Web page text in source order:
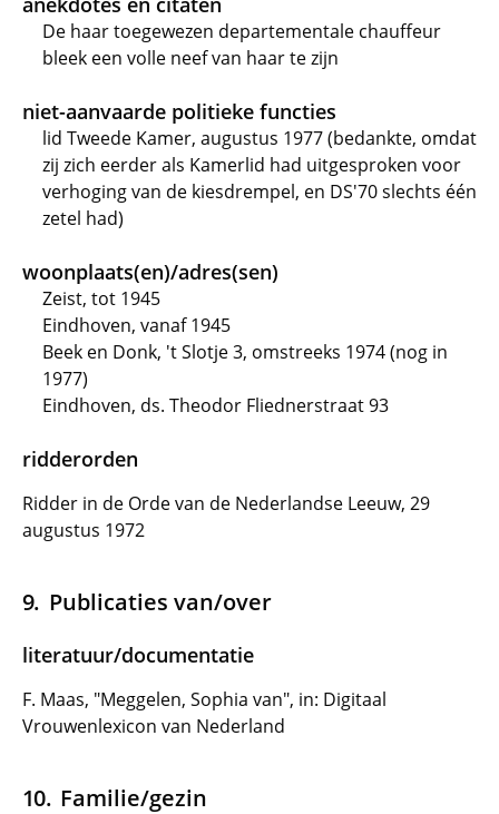
De haar toegewezen departementale chauffeur
bleek een volle neef van haar te zijn
niet-aanvaarde politieke functies
lid Tweede Kamer, augustus 1977 (bedankte, omdat
zij zich eerder als Kamerlid had uitgesproken voor
verhoging van de kiesdrempel, en DS'70 slechts één
zetel had)
woonplaats(en)/adres(sen)
Zeist, tot 1945
Eindhoven, vanaf 1945
Beek en Donk, 't Slotje 3, omstreeks 1974 (nog in
1977)
Eindhoven, ds. Theodor Fliednerstraat 93
ridderorden
Ridder in de Orde van de Nederlandse Leeuw, 29
augustus 1972
Publicaties van/over
literatuur/documentatie
F. Maas, "Meggelen, Sophia van", in: Digitaal
Vrouwenlexicon van Nederland
Familie/gezin